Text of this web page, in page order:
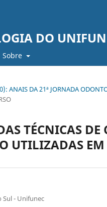
DO
Sobre
ANAIS DA 21ª JORNADA
TÉCNICAS DE
UTILIZADAS
Sul - Unifunec